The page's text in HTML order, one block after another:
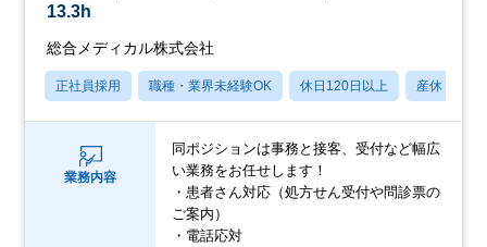
13.3h
総合メディカル株式会社
正社員採用 職種・業界未経験OK 休日120日以上 産休・育休
業務内容
同ポジションは事務と接客、受付など幅広
い業務をお任せします！
・患者さん対応（処方せん受付や問診票の
ご案内）
・電話応対